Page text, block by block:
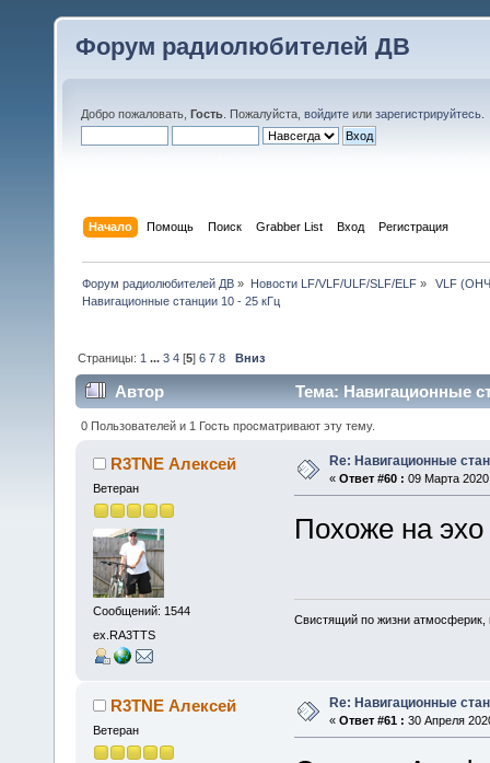
Форум радиолюбителей ДВ
Добро пожаловать, Гость . Пожалуйста, войдите или зарегистрируйтесь
Начало Помощь Поиск Grabber List Вход Регистрация
Форум радиолюбителей ДВ » Новости LF/VLF/ULF/SLF/ELF»
VLF (ОНЧ
Навигационные станции 10 - 25 кГц
Страницы: 1 ...3 4 [5]6 7 8 Вниз
Автор Тема: Навигационные
0 Пользователей и 1 Гость просматривают эту тему.
R3TNE Алексей
Ветеран
Сообщений: 1544
ex.RA3TTS
Re: Навигационные
« Ответ #60 : 09 Марта
Похоже на эхо
Свистящий по жизни
R3TNE Алексей
Ветеран
Re: Навигационные
« Ответ #61 : 30 Апреля